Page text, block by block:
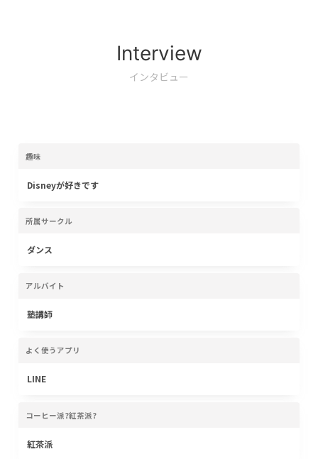
Interview
インタビュー
趣味
Disneyが好きです
所属サークル
ダンス
アルバイト
塾講師
よく使うアプリ
LINE
コーヒー派?紅茶派?
紅茶派